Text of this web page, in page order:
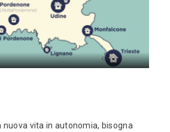
nuova vita in autonomia, bisogna